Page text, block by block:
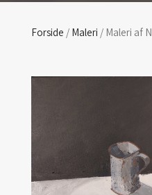
Forside / Maleri / Maleri af